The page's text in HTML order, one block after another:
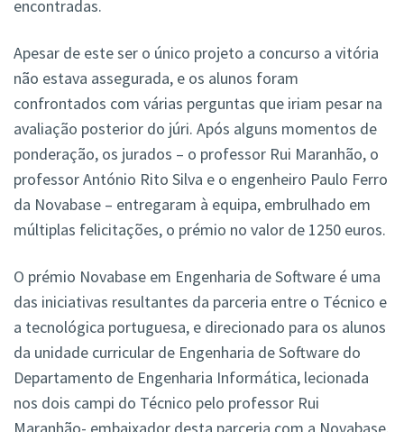
encontradas.
Apesar de este ser o único projeto a concurso a vitória
não estava assegurada, e os alunos foram
confrontados com várias perguntas que iriam pesar na
avaliação posterior do júri. Após alguns momentos de
ponderação, os jurados – o professor Rui Maranhão, o
professor António Rito Silva e o engenheiro Paulo Ferro
da Novabase – entregaram à equipa, embrulhado em
múltiplas felicitações, o prémio no valor de 1250 euros.
O prémio Novabase em Engenharia de Software é uma
das iniciativas resultantes da parceria entre o Técnico e
a tecnológica portuguesa, e direcionado para os alunos
da unidade curricular de Engenharia de Software do
Departamento de Engenharia Informática, lecionada
nos dois campi do Técnico pelo professor Rui